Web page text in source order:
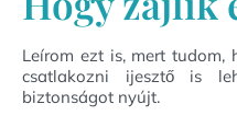
Leírom ezt is, mert tudom,
csatlakozni ijesztő is
biztonságot nyújt.